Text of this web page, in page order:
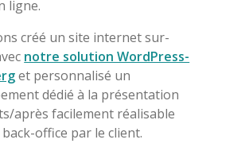
ligne.
créé un site internet sur-
notre solution WordPress-
et personnalisé un
dédié à la présentation
après facilement réalisable
office par le client.